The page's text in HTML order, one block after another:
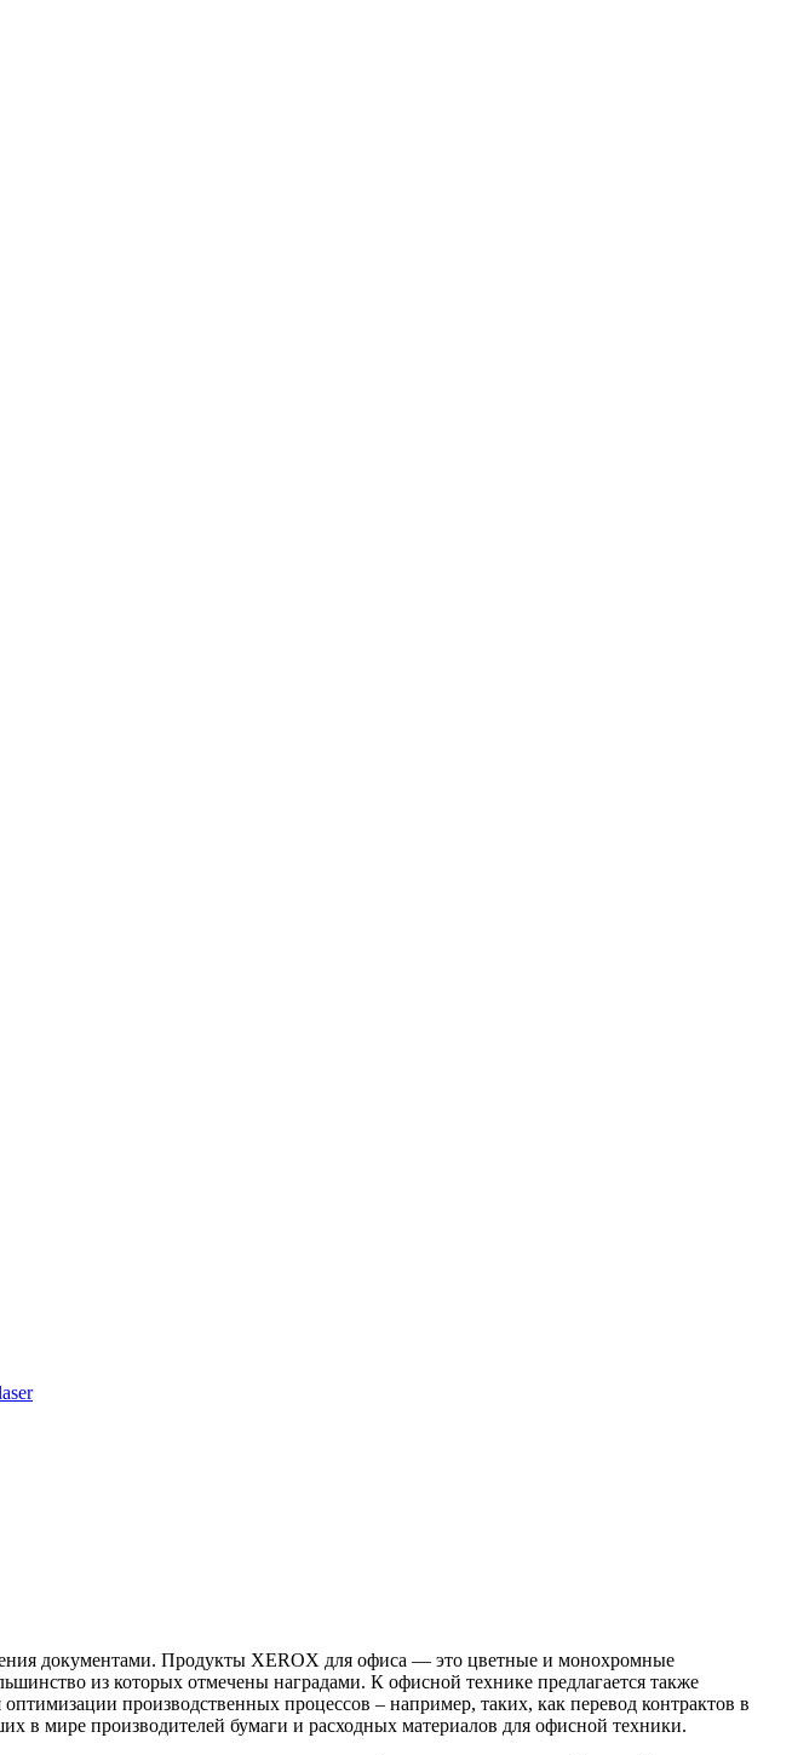
документами. Продукты XEROX для офиса — это цветные и монохромные
из которых отмечены наградами. К офисной технике предлагается также
производственных процессов – например, таких, как перевод контрактов в
в мире производителей бумаги и расходных материалов для офисной техники.